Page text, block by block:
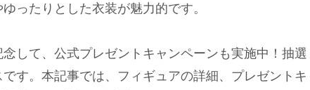
ったりとした衣装が魅力的です。
して、公式プレゼントキャンペーンも実施中！抽選
す。本記事では、フィギュアの詳細、プレゼントキ